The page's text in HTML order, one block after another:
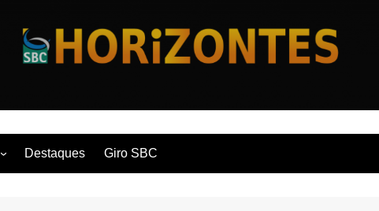
Horizontes
Destaques Giro SBC